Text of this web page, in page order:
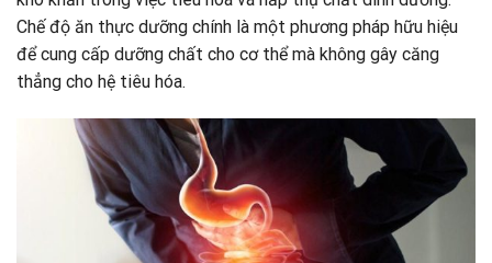
Chế độ ăn thực dưỡng chính là một phương pháp hữu hiệu
để cung cấp dưỡng chất cho cơ thể mà không gây căng
thẳng cho hệ tiêu hóa.